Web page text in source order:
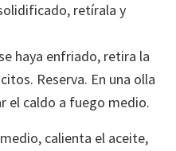
retírala y
haya enfriado, retira la
Reserva. En una olla
el caldo a fuego medio.
calienta el aceite,